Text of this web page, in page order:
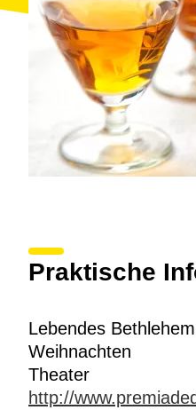
Praktische
Lebendes Bethlehem
Weihnachten
Theater
http://